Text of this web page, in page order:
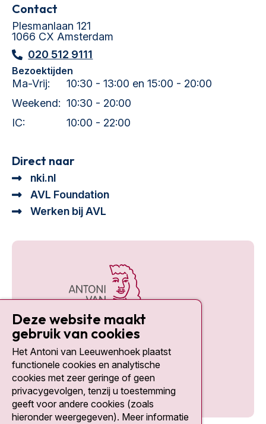
Contact
Plesmanlaan 121
1066 CX Amsterdam
020 512 9111
Bezoektijden
Ma-Vrij:
10:30 - 13:00 en 15:00 - 20:00
Weekend: 10:30 - 20:00
IC:
10:00 - 22:00
Direct naar
nki.nl
AVL Foundation
Werken bij AVL
Social media
Deze website maakt
gebruik van cookies
Het Antoni van Leeuwenhoek plaatst
functionele cookies en analytische
cookies met zeer geringe of geen
privacygevolgen, tenzij u toestemming
geeft voor andere cookies (zoals
hieronder weergegeven). Meer informatie